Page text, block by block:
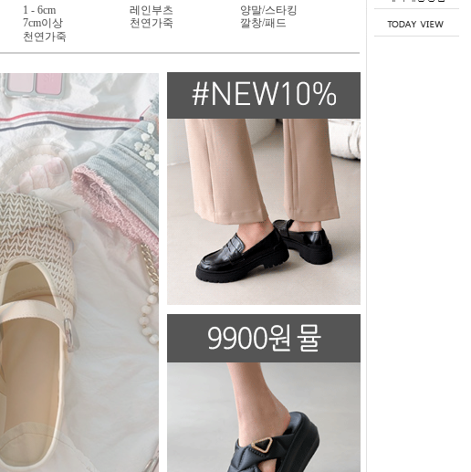
뮤이즈 히든굽 슬리퍼 4cm (702V13)
1 - 6cm
7cm이상
천연가죽
레인부츠
천연가죽
양말/스타킹
깔창/패드